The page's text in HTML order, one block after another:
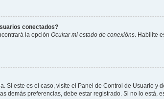
conectados?
la opción Ocultar mi estado de conexións . Habilite
Si este es el caso, visite el Panel de Control de Usuario y
demás preferencias, debe estar registrado. Si no lo está,